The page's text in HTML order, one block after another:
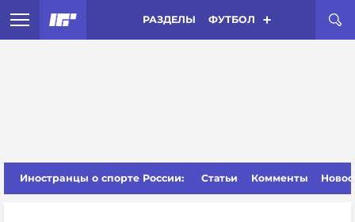
РАЗДЕЛЫ ФУТБОЛ
Иностранцы о спорте России: Статьи Комменты